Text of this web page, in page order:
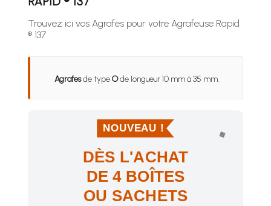
Trouvez ici vos Agrafes pour votre Agrafeuse Rapid
® 137
Agrafesde typeOde longueur 10 mm à 35 mm.
NOUVEAU !
DÈS L'ACHAT
DE 4 BOÎTES
OU SACHETS